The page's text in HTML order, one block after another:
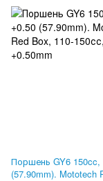
Поршень GY6 150cc,
(57.90mm). Mototech